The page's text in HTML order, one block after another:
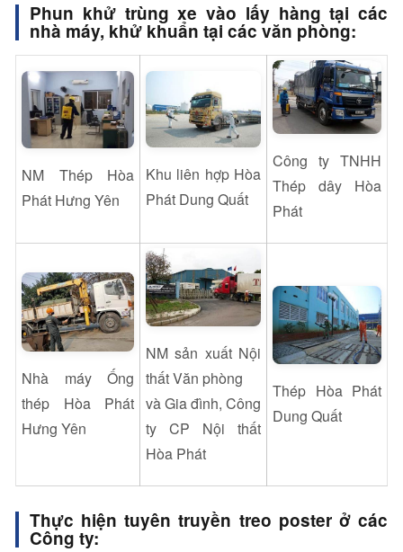
Phun khử trùng xe vào lấy hàng tại các
nhà máy, khử khuẩn tại cácvăn phòng:
NM Thép Hòa
Phát Hưng Yên
Khu liên hợp Hòa
Phát Dung Quất
Công ty TNHH
Thép dây Hòa
Phát
Nhà máy Ống
thép Hòa Phát
Hưng Yên
NM sản xuất Nội
thất Văn phòng
và Gia đình, Công
ty CP Nội thất
Hòa Phát
Thép Hòa Phát
Dung Quất
Thực hiện tuyên truyền treo poster ở các
Công ty: